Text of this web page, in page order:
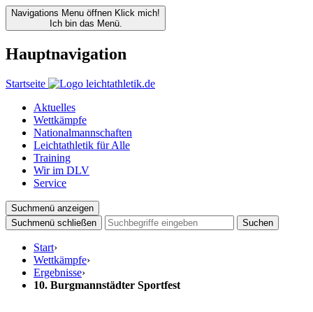
Navigations Menu öffnen Klick mich!
Ich bin das Menü.
Hauptnavigation
Startseite
Aktuelles
Wettkämpfe
Nationalmannschaften
Leichtathletik für Alle
Training
Wir im DLV
Service
Suchmenü anzeigen
Suchmenü schließen
Suchen
Start›
Wettkämpfe›
Ergebnisse›
10. Burgmannstädter Sportfest